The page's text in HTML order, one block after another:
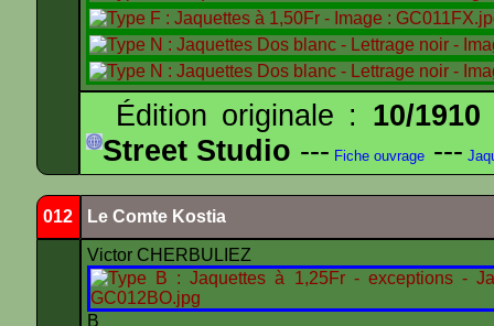
Édition originale : 10/1910
Street Studio --- Fiche ouvrage ---
012 Le Comte Kostia
Victor CHERBULIEZ
B